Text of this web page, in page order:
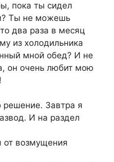
пока ты сидел
Ты не можешь
два раза в месяц
из холодильника
мной обед? И не
он очень любит мою
решение. Завтра я
И на раздел
от возмущения